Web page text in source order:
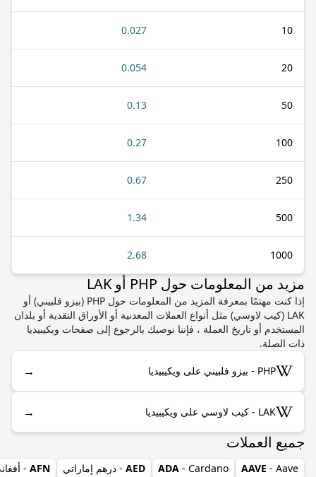
10
0.027
20
0.054
50
0.13
100
0.27
250
0.67
500
1.34
1000
2.68
مزيد من المعلومات حول PHP أو LAK
إذا كنت مهتمًا بمعرفة المزيد من المعلومات حول PHP (بيزو فلبيني) أو
LAK (كيب لاوسي) مثل أنواع العملات المعدنية أو الأوراق النقدية أو بلدان
المستخدم أو تاريخ العملة ، فإننا نوصيك بالرجوع إلى صفحات ويكيبيديا
ذات الصلة.
PHP - بيزو فلبيني على ويكيبيديا →
LAK - كيب لاوسي على ويكيبيديا →
جميع العملات
AAVE - Aave
ADA - Cardano
AED - درهم إماراتي AFN
-